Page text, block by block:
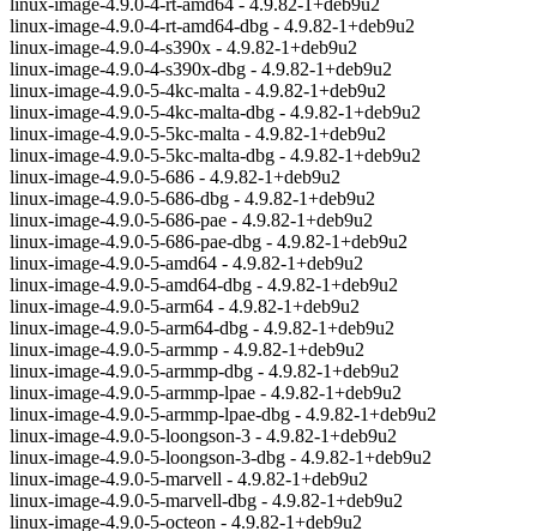
linux-image-4.9.0-4-rt-amd64-dbg - 4.9.82-1+deb9u2
linux-image-4.9.0-4-s390x - 4.9.82-1+deb9u2
linux-image-4.9.0-4-s390x-dbg - 4.9.82-1+deb9u2
linux-image-4.9.0-5-4kc-malta - 4.9.82-1+deb9u2
linux-image-4.9.0-5-4kc-malta-dbg - 4.9.82-1+deb9u2
linux-image-4.9.0-5-5kc-malta - 4.9.82-1+deb9u2
linux-image-4.9.0-5-5kc-malta-dbg - 4.9.82-1+deb9u2
linux-image-4.9.0-5-686 - 4.9.82-1+deb9u2
linux-image-4.9.0-5-686-dbg - 4.9.82-1+deb9u2
linux-image-4.9.0-5-686-pae - 4.9.82-1+deb9u2
linux-image-4.9.0-5-686-pae-dbg - 4.9.82-1+deb9u2
linux-image-4.9.0-5-amd64 - 4.9.82-1+deb9u2
linux-image-4.9.0-5-amd64-dbg - 4.9.82-1+deb9u2
linux-image-4.9.0-5-arm64 - 4.9.82-1+deb9u2
linux-image-4.9.0-5-arm64-dbg - 4.9.82-1+deb9u2
linux-image-4.9.0-5-armmp - 4.9.82-1+deb9u2
linux-image-4.9.0-5-armmp-dbg - 4.9.82-1+deb9u2
linux-image-4.9.0-5-armmp-lpae - 4.9.82-1+deb9u2
linux-image-4.9.0-5-armmp-lpae-dbg - 4.9.82-1+deb9u2
linux-image-4.9.0-5-loongson-3 - 4.9.82-1+deb9u2
linux-image-4.9.0-5-loongson-3-dbg - 4.9.82-1+deb9u2
linux-image-4.9.0-5-marvell - 4.9.82-1+deb9u2
linux-image-4.9.0-5-marvell-dbg - 4.9.82-1+deb9u2
linux-image-4.9.0-5-octeon - 4.9.82-1+deb9u2